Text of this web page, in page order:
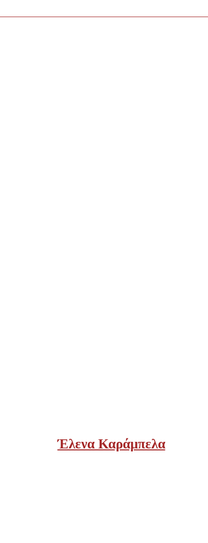
Έλενα Καράμπελα